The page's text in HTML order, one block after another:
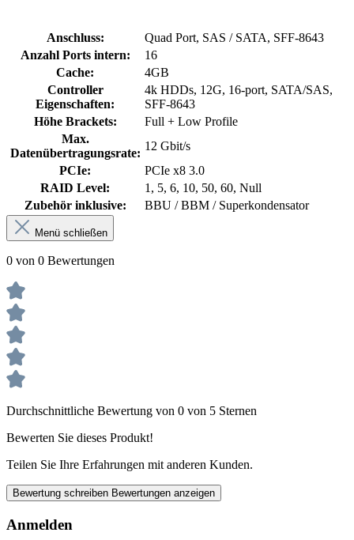
Anschluss:
Quad Port, SAS / SATA, SFF-8643
Anzahl Ports intern:
16
Cache:
4GB
Controller
Eigenschaften:
4k HDDs, 12G, 16-port, SATA/SAS,
SFF-8643
Höhe Brackets:
Full + Low Profile
Max.
Datenübertragungsrate:
12 Gbit/s
PCIe:
PCIe x8 3.0
RAID Level:
1, 5, 6, 10, 50, 60, Null
Zubehör inklusive:
BBU / BBM / Superkondensator
Menü schließen
0 von 0 Bewertungen
Durchschnittliche Bewertung von 0 von 5 Sternen
Bewerten Sie dieses Produkt!
Teilen Sie Ihre Erfahrungen mit anderen Kunden.
Bewertung schreiben Bewertungen anzeigen
Anmelden